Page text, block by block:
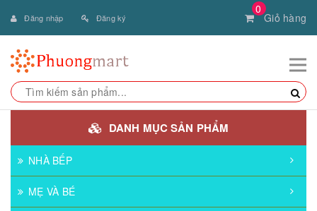
0
Giỏ hàng
Đăng nhập Đăng ký
DANH MỤC SẢN PHẨM
NHÀ BẾP
MẸ VÀ BÉ